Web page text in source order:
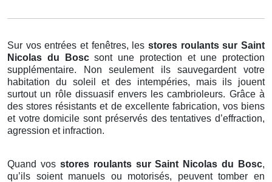
Sur vos entrées et fenêtres, les stores roulants sur Saint
Nicolas du Boscsont une protection et une protection
supplémentaire. Non seulement ils sauvegardent votre
habitation du soleil et des intempéries, mais ils jouent
surtout un rôle dissuasif envers les cambrioleurs. Grâce à
des stores résistants et de excellente fabrication, vos biens
et votre domicile sont préservés des tentatives d’effraction,
agression et infraction.
Quand vos stores roulants sur Saint Nicolas du Bosc,
qu’ils soient manuels ou motorisés, peuvent tomber en